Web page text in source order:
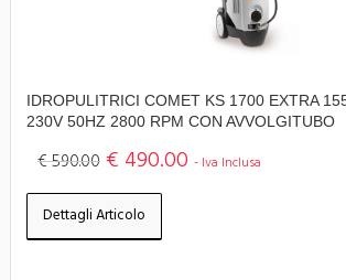
IDROPULITRICI COMET KS 1700 EXTRA
230V 50HZ 2800 RPM CON AVVOLGITUBO
€ 590.00 € 490.00 - Iva Inclusa
Dettagli Articolo